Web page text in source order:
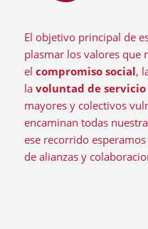
El objetivo principal de
plasmar los valores que
el compromiso social,
la voluntad de servicio
mayores y colectivos
encaminan todas
ese recorrido
de alianzas y